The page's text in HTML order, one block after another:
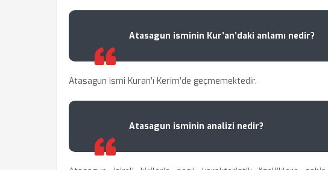
Atasagun isminin Kur’an’daki anlamı nedir?
Atasagun ismi Kuran’ı Kerim’de geçmemektedir.
Atasagun isminin analizi nedir?